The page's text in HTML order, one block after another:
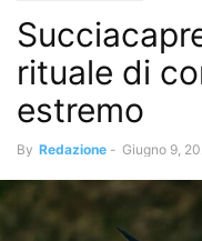
rituale di
estremo
By Redazione - Giugno 9,